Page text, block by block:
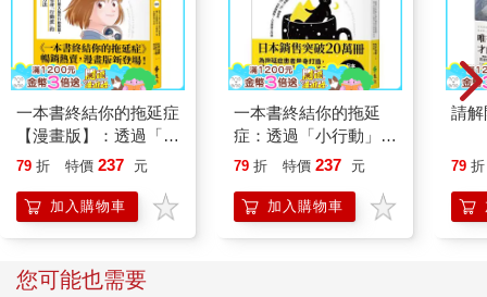
一本書終結你的拖延症
【漫畫版】：透過「小
行動」打開大腦的行動
「行動派」的37個科
學方法
79 折 特價 237 元
加入購物車
一本書終結你的拖延
症：透過「小行動」打
開大腦的行動開關，懶
的37個科學方法
79 折 特價 237 元
加入購物車
請解
79 折
您可能也需要